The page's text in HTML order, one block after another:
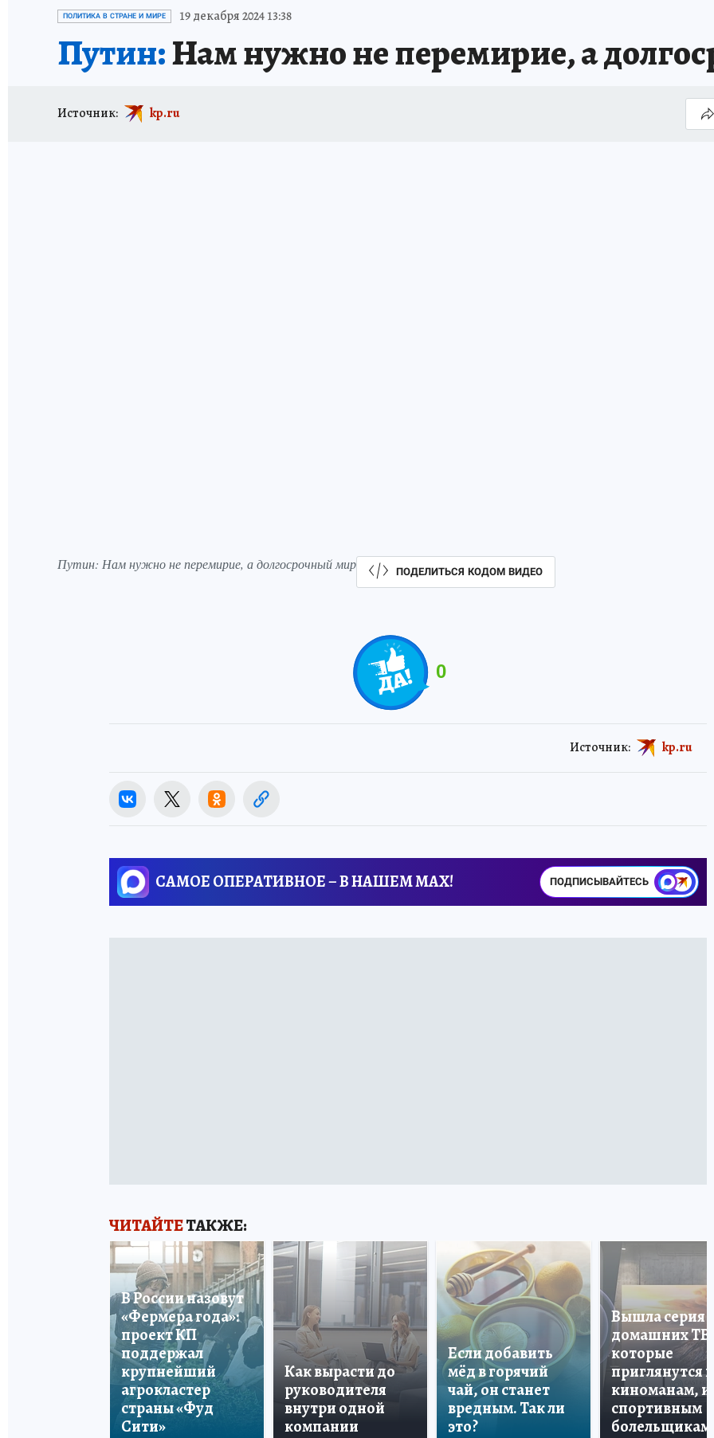
ИСПЫТАНО НА СЕБЕ
ПОЛИТИКА В СТРАНЕ И МИРЕ 19 декабря 2024 13:38
Путин:Нам нужно не перемирие, а
Источник: kp.ru
Путин: Нам нужно не перемирие, а долгосрочный мир ПОДЕЛИТЬСЯ КОДОМ ВИДЕО
0
Источник: kp.ru
САМОЕ ОПЕРАТИВНОЕ – В НАШЕМ MAX! ПОДПИСЫВАЙТЕСЬ
ЧИТАЙТЕТАКЖЕ:
В России назовут
«Фермера года»:
проект КП
поддержал
крупнейший
агрокластер
страны «Фуд
Сити»
Как вырасти до
руководителя
внутри одной
компании
Если добавить
мёд в горячий
чай, он станет
вредным. Так ли
это?
Вышла серия
домашних ТВ,
которые
приглянутся и
киноманам, и
спортивным
болельщикам